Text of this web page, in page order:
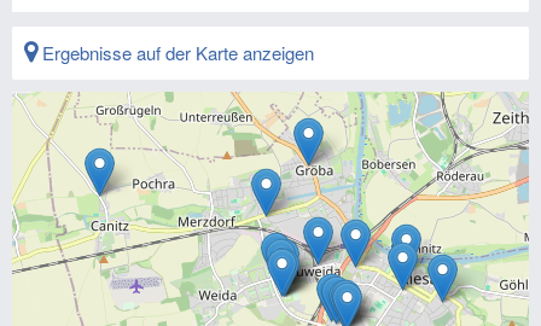
Ergebnisse auf der Karte anzeigen